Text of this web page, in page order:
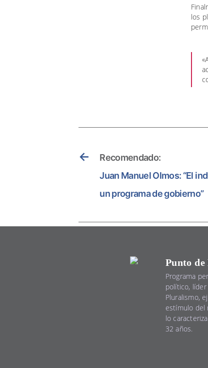
los
←
Recomendado:
Juan Manuel Olmos: “El
un programa de gobierno”
Punto
Programa
político,
Pluralismo,
estímulo del
lo
32 años.